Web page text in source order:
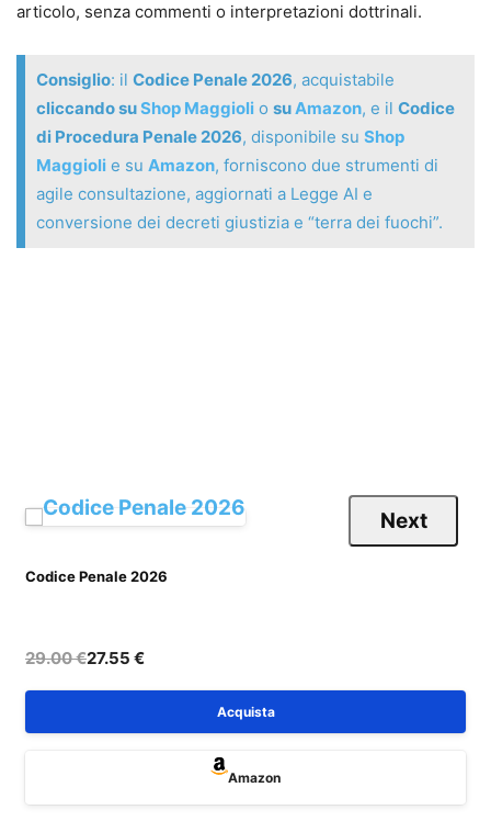
articolo, senza commenti o interpretazioni dottrinali.
Consiglio: il Codice Penale 2026, acquistabile
cliccando suShop Maggioli o suAmazon, e il Codice
di Procedura Penale 2026, disponibile su Shop
Maggioli e su Amazon, forniscono due strumenti di
agile consultazione, aggiornati a Legge AI e
conversione dei decreti giustizia e “terra dei fuochi”.
Codice Penale 2026
29.00 €27.55 €
Acquista
Amazon
Next